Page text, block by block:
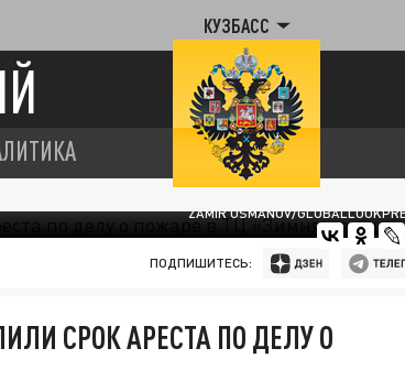
КУЗБАСС
ZAMIR USMANOV/
ПОДПИШИТЕСЬ:
СРОК АРЕСТА ПО ДЕЛУ О